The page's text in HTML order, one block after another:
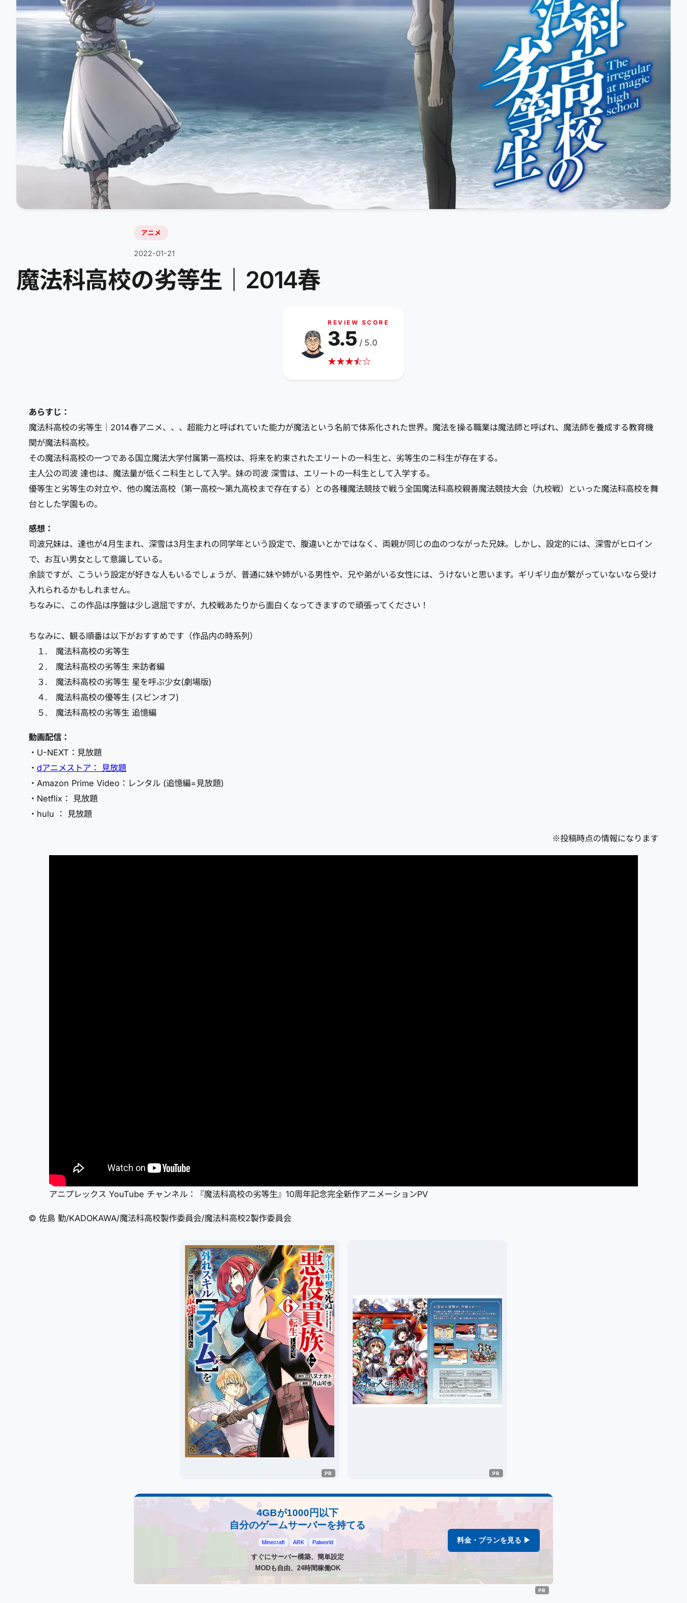
アニメ
2022-01-21
魔法科高校の劣等生｜2014春
REVIEW SCORE
★★★☆
★☆
3.5 / 5.0
あらすじ：
魔法科高校の劣等生｜2014春アニメ、、、超能力と呼ばれていた能力が魔法という名前で体系化された世界。魔法を操る職業は魔法師と呼ばれ、魔法師を養成する教育機
関が魔法科高校。
その魔法科高校の一つである国立魔法大学付属第一高校は、将来を約束されたエリートの一科生と、劣等生のニ科生が存在する。
主人公の司波 達也は、魔法量が低くニ科生として入学。妹の司波 深雪は、エリートの一科生として入学する。
優等生と劣等生の対立や、他の魔法高校（第一高校～第九高校まで存在する）との各種魔法競技で戦う全国魔法科高校親善魔法競技大会（九校戦）といった魔法科高校を舞
台とした学園もの。
感想：
司波兄妹は、達也が4月生まれ、深雪は3月生まれの同学年という設定で、腹違いとかではなく、両親が同じの血のつながった兄妹。しかし、設定的には、深雪がヒロイン
で、お互い男女として意識している。
余談ですが、こういう設定が好きな人もいるでしょうが、普通に妹や姉がいる男性や、兄や弟がいる女性には、うけないと思います。ギリギリ血が繋がっていないなら受け
入れられるかもしれません。
ちなみに、この作品は序盤は少し退屈ですが、九校戦あたりから面白くなってきますので頑張ってください！
ちなみに、観る順番は以下がおすすめです（作品内の時系列）
１. 魔法科高校の劣等生
２. 魔法科高校の劣等生 来訪者編
３. 魔法科高校の劣等生 星を呼ぶ少女(劇場版)
４. 魔法科高校の優等生 (スピンオフ)
５. 魔法科高校の劣等生 追憶編
動画配信：
・U-NEXT：見放題
・ dアニメストア： 見放題
・Amazon Prime Video：レンタル (追憶編=見放題)
・Netflix： 見放題
・hulu ： 見放題
※投稿時点の情報になります
アニプレックス YouTube チャンネル：『魔法科高校の劣等生』10周年記念完全新作アニメーションPV
© 佐島 勤/KADOKAWA/魔法科高校製作委員会/魔法科高校2製作委員会
4GBが1000円以下
自分のゲームサーバーを持てる
Minecraft ARK Palworld
すぐにサーバー構築、簡単設定
MODも自由、24時間稼働OK
料金・プランを見る ▶